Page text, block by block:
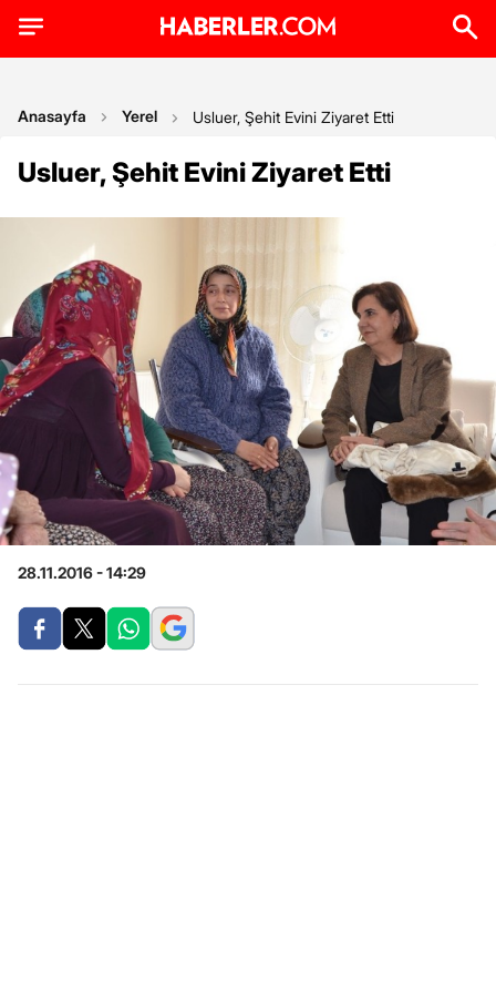
Anasayfa Yerel Usluer, Şehit Evini Ziyaret Etti
Usluer, Şehit Evini Ziyaret Etti
28.11.2016 - 14:29